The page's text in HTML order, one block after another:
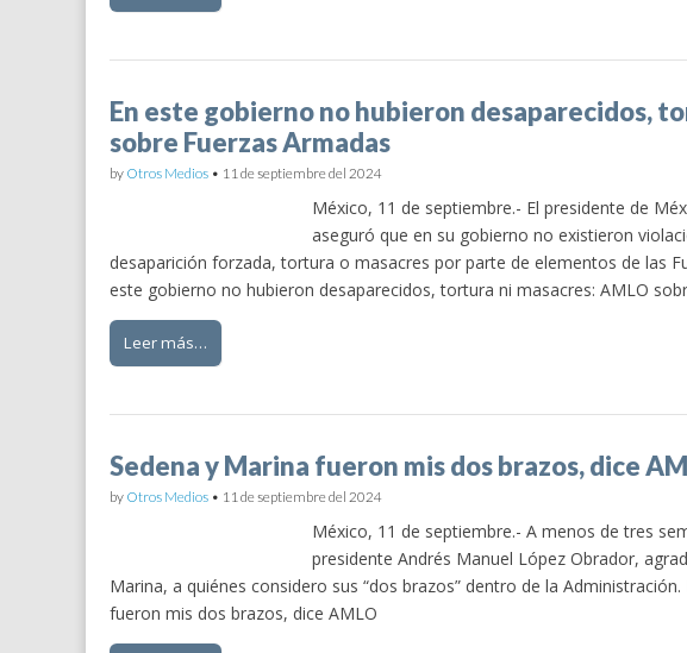
En este gobierno no hubieron desaparecidos,
sobre Fuerzas Armadas
by Otros Medios • 11 de septiembre del 2024
México, 11 de septiembre.- El presidente de
aseguró que en su gobierno no existieron
desaparición forzada, tortura o masacres por parte de elementos de las
este gobierno no hubieron desaparecidos, tortura ni masacres: AMLO
Leer más…
Sedena y Marina fueron mis dos brazos, dice
by Otros Medios • 11 de septiembre del 2024
México, 11 de septiembre.- A menos de tres
presidente Andrés Manuel López Obrador,
Marina, a quiénes considero sus “dos brazos” dentro de la
fueron mis dos brazos, dice AMLO